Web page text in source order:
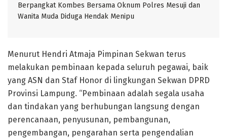
Berpangkat Kombes Bersama Oknum Polres Mesuji dan
Wanita Muda Diduga Hendak Menipu
Menurut Hendri Atmaja Pimpinan Sekwan terus
melakukan pembinaan kepada seluruh pegawai, baik
yang ASN dan Staf Honor di lingkungan Sekwan DPRD
Provinsi Lampung. “Pembinaan adalah segala usaha
dan tindakan yang berhubungan langsung dengan
perencanaan, penyusunan, pembangunan,
pengembangan, pengarahan serta pengendalian